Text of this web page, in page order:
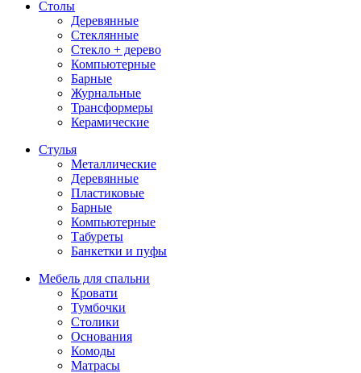
Столы
Деревянные
Стеклянные
Стекло + дерево
Компьютерные
Барные
Журнальные
Трансформеры
Керамические
Стулья
Металлические
Деревянные
Пластиковые
Барные
Компьютерные
Табуреты
Банкетки и пуфы
Мебель для спальни
Кровати
Тумбочки
Столики
Основания
Комоды
Матрасы